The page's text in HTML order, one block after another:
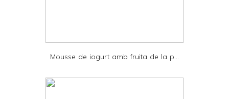
Mousse de iogurt amb fruita de la p...